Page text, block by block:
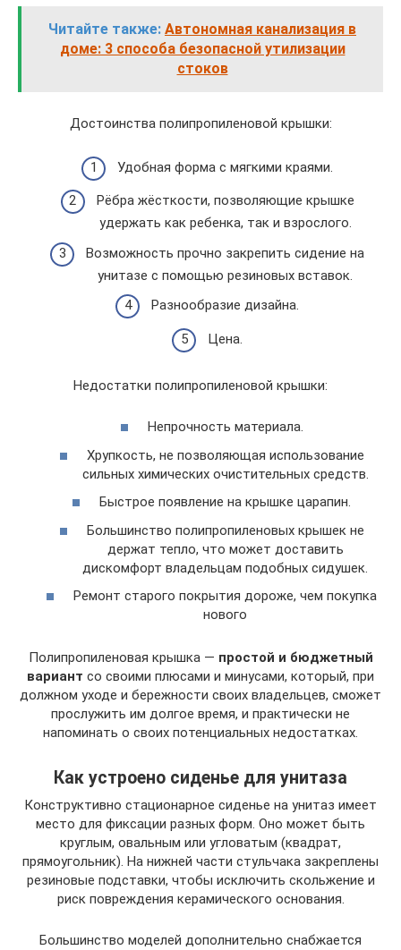
Читайте также: Автономная канализация в
доме: 3 способа безопасной утилизации
стоков
Достоинства полипропиленовой крышки:
Удобная форма с мягкими краями.
Рёбра жёсткости, позволяющие крышке
удержать как ребенка, так и взрослого.
Возможность прочно закрепить сидение на
унитазе с помощью резиновых вставок.
Разнообразие дизайна.
Цена.
Недостатки полипропиленовой крышки:
Непрочность материала.
Хрупкость, не позволяющая использование
сильных химических очистительных средств.
Быстрое появление на крышке царапин.
Большинство полипропиленовых крышек не
держат тепло, что может доставить
дискомфорт владельцам подобных сидушек.
Ремонт старого покрытия дороже, чем покупка
нового
Полипропиленовая крышка — простой и бюджетный
вариант со своими плюсами и минусами, который, при
должном уходе и бережности своих владельцев, сможет
прослужить им долгое время, и практически не
напоминать о своих потенциальных недостатках.
Как устроено сиденье для унитаза
Конструктивно стационарное сиденье на унитаз имеет
место для фиксации разных форм. Оно может быть
круглым, овальным или угловатым (квадрат,
прямоугольник). На нижней части стульчака закреплены
резиновые подставки, чтобы исключить скольжение и
риск повреждения керамического основания.
Большинство моделей дополнительно снабжается